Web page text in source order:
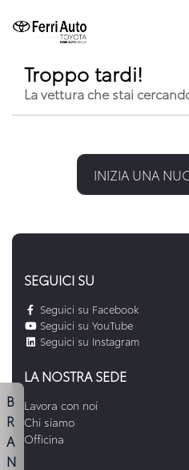
Troppo tardi!
La vettura che stai
INIZIA UNA
SEGUICI SU
Seguici su Facebook
Seguici su YouTube
Seguici su Instagram
LA NOSTRA SEDE
Lavora con noi
Chi siamo
Officina
B
R
A
N